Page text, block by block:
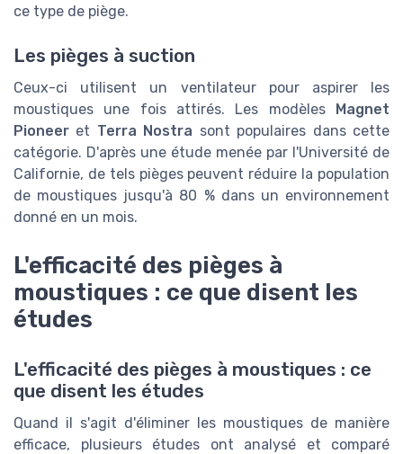
ce type de piège.
Les pièges à suction
Ceux-ci utilisent un ventilateur pour aspirer les
moustiques une fois attirés. Les modèles Magnet
Pioneer et Terra Nostra sont populaires dans cette
catégorie. D'après une étude menée par l'Université de
Californie, de tels pièges peuvent réduire la population
de moustiques jusqu'à 80 % dans un environnement
donné en un mois.
L'efficacité des pièges à
moustiques : ce que disent les
études
L'efficacité des pièges à moustiques : ce
que disent les études
Quand il s'agit d'éliminer les moustiques de manière
efficace, plusieurs études ont analysé et comparé